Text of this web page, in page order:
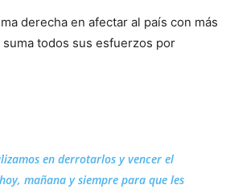
derecha en afectar al país con más
todos sus esfuerzos por
en derrotarlos y vencer el
mañana y siempre para que les